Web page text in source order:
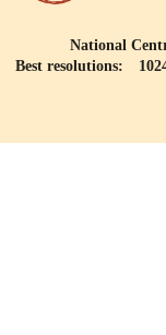
National
Best resolutions: